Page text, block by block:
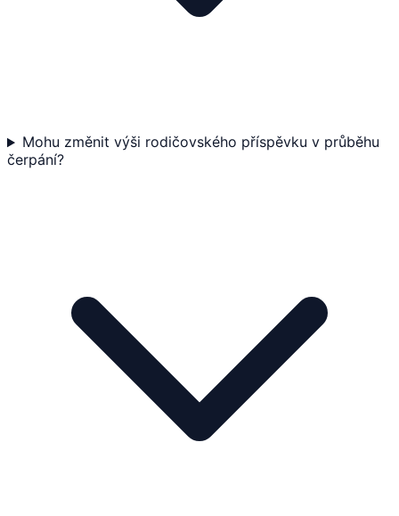
Mohu změnit výši rodičovského příspěvku v průběhu
čerpání?